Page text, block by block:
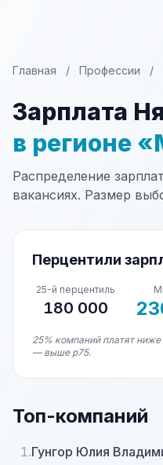
Главная / Профессии /
Зарплата
в регионе
Распределение
вакансиях. Размер
Перцентили
25-й перцентиль
180 000
25% компаний платят
— выше p75.
Топ-компаний
1.Гунгор Юлия